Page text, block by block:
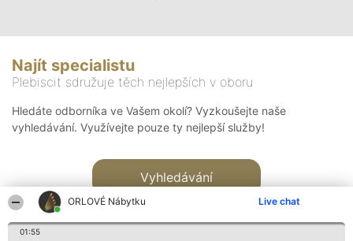
ORLOVÉ Nábytku Live chat
01:55
Najít specialistu
Plebiscit sdružuje těch nejlepších v oboru
Hledáte odborníka ve Vašem okolí? Vyzkoušejte naše
vyhledávání. Využívejte pouze ty nejlepší služby!
Vyhledávání